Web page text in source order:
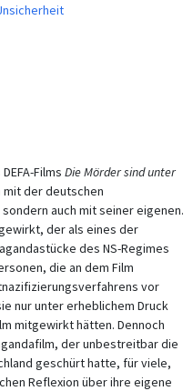
Films Die Mörder sind unter
mit der deutschen
auch mit seiner eigenen.
der als eines der
des NS-Regimes
die an dem Film
vor
nur unter erheblichem Druck
mitgewirkt hätten. Dennoch
der unbestreitbar die
geschürt hatte, für viele,
Reflexion über ihre eigene